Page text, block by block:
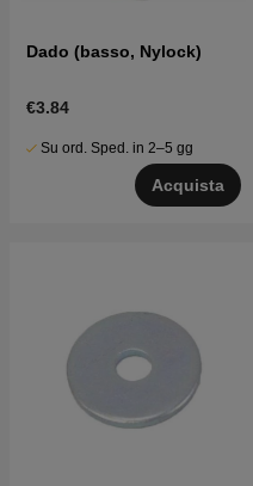
Dado (basso, Nylock)
€3.84
Su ord. Sped. in 2–5 gg
Acquista